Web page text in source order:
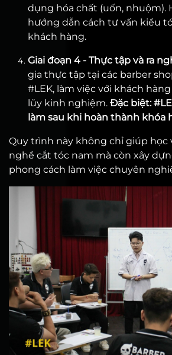
dụng hóa chất (uốn, nhuộm).
hướng dẫn cách tư vấn kiểu
khách hàng.
Giai đoạn 4 - Thực tập và ra
gia thực tập tại các barber
#LEK, làm việc với khách
lũy kinh nghiệm. Đặc biệt:
làm sau khi hoàn thành khóa
Quy trình này không chỉ giúp học
nghề cắt tóc nam mà còn xây
phong cách làm việc chuyên